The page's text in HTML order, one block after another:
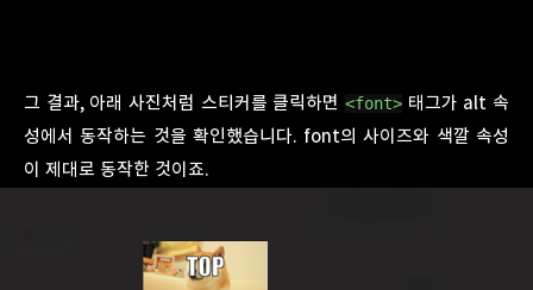
그 결과, 아래 사진처럼 스티커를 클릭하면 <font> 태그가 alt 속
성에서 동작하는 것을 확인했습니다. font의 사이즈와 색깔 속성
이 제대로 동작한 것이죠.